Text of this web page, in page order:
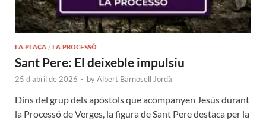
LA PLAÇA / LA PROCESSÓ
Sant Pere: El deixeble impulsiu
25 d'abril de 2026 - byAlbert Barnosell Jordà
Dins del grup dels apòstols que acompanyen Jesús durant
la Processó de Verges, la figura de Sant Pere destaca per la